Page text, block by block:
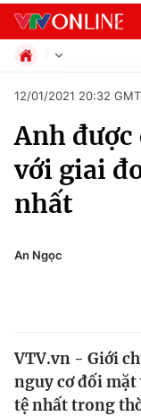
Chuyên mục
Chính trị
Thế giới
Xã hội
Pháp luật
Thể thao
Truyền hình
12/01/2021 20:32
Anh
với giai
nhất
An Ngọc
VTV.vn - Giới
nguy cơ đối
tệ nhất trong